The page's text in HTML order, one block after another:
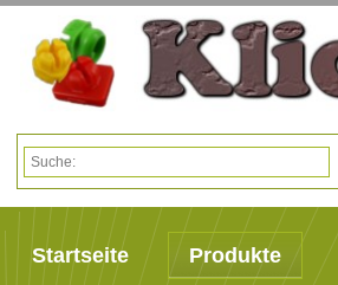
Startseite Produkte